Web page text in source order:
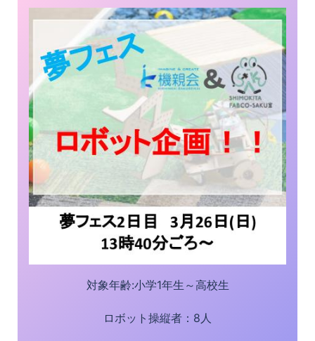
対象年齢:小学1年生～高校生
ロボット操縦者：8人